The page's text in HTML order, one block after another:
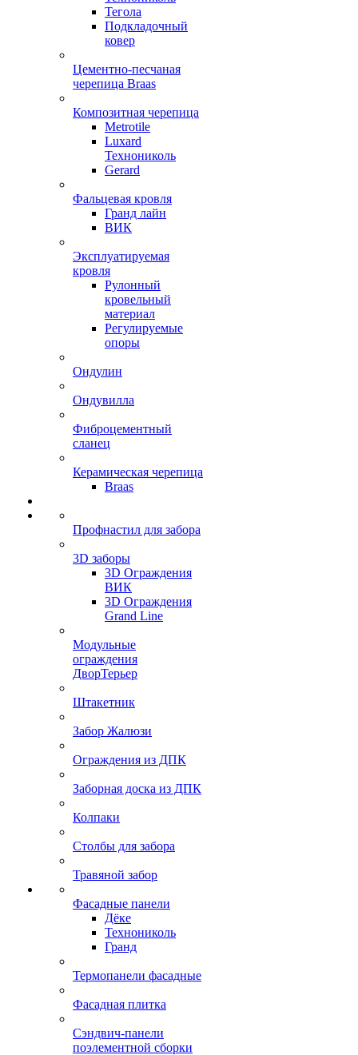
Тегола
Подкладочный
ковер
Цементно-песчаная
черепица Braas
Композитная черепица
Metrotile
Luxard
Технониколь
Gerard
Фальцевая кровля
Гранд лайн
ВИК
Эксплуатируемая
кровля
Рулонный
кровельный
материал
Регулируемые
опоры
Ондулин
Ондувилла
Фиброцементный
сланец
Керамическая черепица
Braas
Профнастил для забора
3D заборы
3D Ограждения
ВИК
3D Ограждения
Grand Line
Модульные
ограждения
ДворТерьер
Штакетник
Забор Жалюзи
Ограждения из ДПК
Заборная доска из ДПК
Колпаки
Столбы для забора
Травяной забор
Фасадные панели
Дёке
Технониколь
Гранд
Термопанели фасадные
Фасадная плитка
Сэндвич-панели
поэлементной сборки